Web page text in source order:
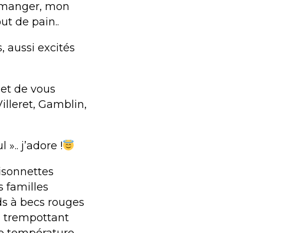
mon
de pain..
aussi excités
de vous
Gamblin,
j’adore !
familles
à becs rouges
trempottant